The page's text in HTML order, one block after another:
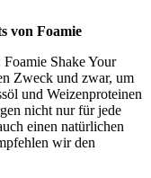
von Foamie
Shake Your
Zweck und zwar, um
und Weizenproteinen
nicht nur für jede
einen natürlichen
wir den